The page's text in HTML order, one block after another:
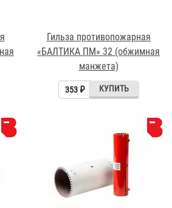
Гильза противопожарная
«БАЛТИКА ПМ» 32 (обжимная
манжета)
353 ₽